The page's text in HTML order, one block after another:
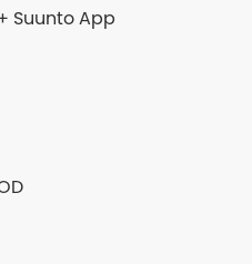
Suunto App